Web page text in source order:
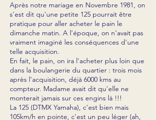
Après notre mariage en Novembre 1981, on
s'est dit qu'une petite 125 pourrait être
pratique pour aller acheter le pain le
dimanche matin. A l'époque, on n'avait pas
vraiment imaginé les conséquences d'une
telle acquisition.
En fait, le pain, on ira l'acheter plus loin que
dans la boulangerie du quartier : trois mois
après l'acquisition, déjà 6000 kms au
compteur. Madame avait dit qu'elle ne
monterait jamais sur ces engins là !!!
La 125 (DTMX Yamaha), c'est bien mais
105km/h en pointe, c'est un peu léger (ah,